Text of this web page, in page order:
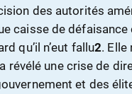
des autorités
caisse de défaisance
qu’il n’eut fallu2. Elle
révélé une crise de
et des